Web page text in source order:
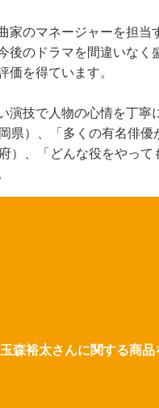
家のマネージャーを担
後のドラマを間違いな
価を得ています。
演技で人物の心情を丁
県）、「多くの有名俳
）、「どんな役をやっ
玉森裕太さんに関する商